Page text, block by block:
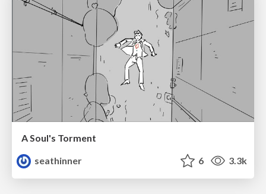
A Soul's Torment
seathinner
6 3.3k